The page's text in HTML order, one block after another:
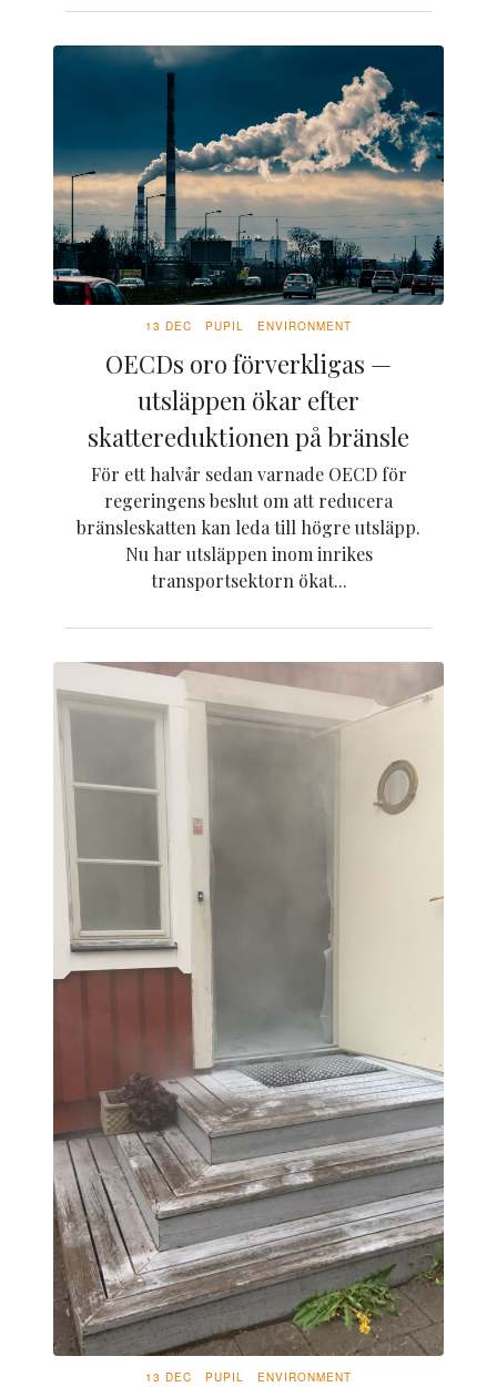
13 DEC PUPIL ENVIRONMENT
OECDs oro förverkligas —
utsläppen ökar efter
skattereduktionen på bränsle
För ett halvår sedan varnade OECD för
regeringens beslut om att reducera
bränsleskatten kan leda till högre utsläpp.
Nu har utsläppen inom inrikes
transportsektorn ökat...
13 DEC PUPIL ENVIRONMENT